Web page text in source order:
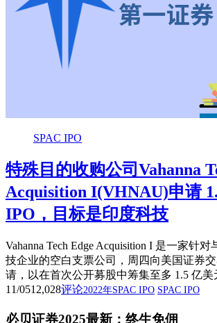
SPAC IPO
特殊目的收购公司Vahanna
Acquisition I(VHNAU)申请
IPO，目标是印度科技
Vahanna Tech Edge Acquisition I 是一家针
技企业的空白支票公司，周四向美国证券
请，以在首次公开募股中筹集至多 1.5 亿美
11/0512,028评论2022年SPAC IPO SPAC IPO
必贝证券2025最新：终生免佣